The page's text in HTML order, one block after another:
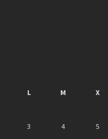
L
M X
3
4 5